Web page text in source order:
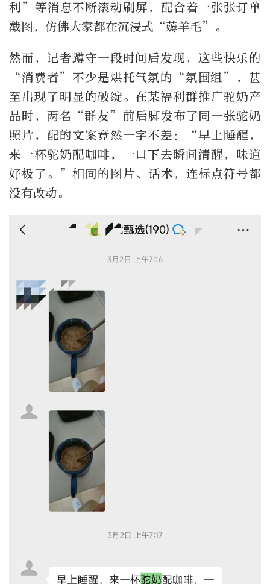
利 ” 等消息不断滚动刷屏，配合着一张张订单
截图，仿佛大家都在沉浸式 “薅羊毛” 。
然而，记者蹲守一段时间后发现，这些快乐的
“消费者”不少是烘托气氛的
“氛围组 ”
，甚
至出现了明显的破绽。在某福利群推广驼奶产
品时，两名 “群友” 前后脚发布了同一张驼奶
照片，配的文案竟然一字不差：
“早上睡醒，
来一杯驼奶配咖啡，一口下去瞬间清醒，味道
好极了。
” 相同的图片、话术，连标点符号都
没有改动。